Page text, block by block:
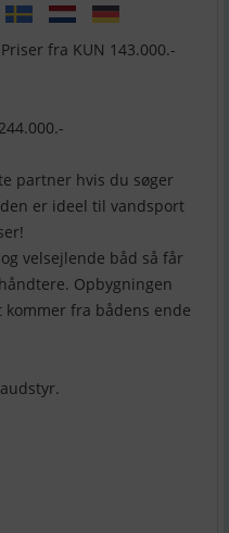
fra KUN 143.000.-
partner hvis du søger
er ideel til vandsport
velsejlende båd så får
Opbygningen
fra bådens ende